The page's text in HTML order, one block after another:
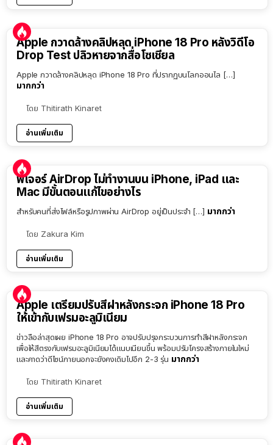
Apple กวาดล้างคลิปหลุด iPhone 18 Pro หลังวิดีโอ
Drop Test ปลิวหายจากสื่อโซเชียล
Apple กวาดล้างคลิปหลุด iPhone 18 Pro ที่ปรากฏบนโลกออนไล […]
มากกว่า
โดย Thitirath Kinaret
อ่านเพิ่มเติม
ฟีเจอร์ AirDrop ไม่ทำงานบน iPhone, iPad และ
Mac มีขั้นตอนแก้ไขอย่างไร
สำหรับคนที่ส่งไฟล์หรือรูปภาพผ่าน AirDrop อยู่เป็นประจำ […] มากกว่า
โดย Zakura Kim
อ่านเพิ่มเติม
Apple เตรียมปรับสีฝาหลังกระจก iPhone 18 Pro
ให้เข้ากับเฟรมอะลูมิเนียม
ข่าวลือล่าสุดเผย iPhone 18 Pro อาจปรับปรุงกระบวนการทำสีฝาหลังกระจก
เพื่อให้สีตรงกับเฟรมอะลูมิเนียมได้แนบเนียนขึ้น พร้อมปรับโครงสร้างภายในใหม่
และคาดว่าดีไซน์ภายนอกจะยังคงเดิมไปอีก 2-3 รุ่น มากกว่า
โดย Thitirath Kinaret
อ่านเพิ่มเติม